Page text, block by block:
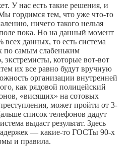
У нас есть такие решения, и
гордимся тем, что уже что-то
ничего такого нельзя
пока. Но на данный момент
всех данных, то есть система
по самым слабеньким
которые вот-вот
их все равно будут вручную
организации внутренней
как рядовой полицейский
«висящих» на сотовых
может пройти от 3-
список телефонов дадут
выдаст результат. Здесь
— какие-то ГОСТы 90-х
и правила.